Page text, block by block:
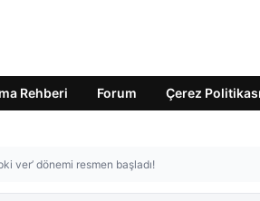
Rehberi Forum Çerez Politikası
ver’ dönemi resmen başladı!